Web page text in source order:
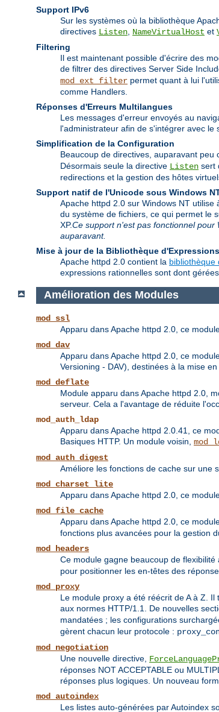
Support IPv6
Sur les systèmes où la bibliothèque
directives Listen NameVirtualHost et
Filtering
Il est maintenant possible d'écrire des
de filtrer des directives Server Side
mod_ext_filter permet quant à lui
comme Handlers.
Réponses d'Erreurs Multilangues
Les messages d'erreur envoyés au
l'administrateur afin de s'intégrer avec le
Simplification de la Configuration
Beaucoup de directives, auparavant
Désormais seule la directive Listen sert
redirections et la gestion des hôtes
Support natif de l'Unicode sous Windows
Apache httpd 2.0 sur Windows NT
du système de fichiers, ce qui permet le
XP.Ce support n'est pas fonctionnel
auparavant.
Mise à jour de la Bibliothèque
Apache httpd 2.0 contient la bibliothèque
expressions rationnelles sont dont
Amélioration des Modules
mod_ssl
Apparu dans Apache httpd 2.0, ce
mod_dav
Apparu dans Apache httpd 2.0, ce
Versioning - DAV), destinées à la mise
mod_deflate
Module apparu dans Apache httpd 2.0,
serveur. Cela a l'avantage de réduite
mod_auth_ldap
Apparu dans Apache httpd 2.0.41, ce
Basiques HTTP. Un module voisin,
mod_auth_digest
Améliore les fonctions de cache sur une
mod_charset_lite
Apparu dans Apache httpd 2.0, ce
mod_file_cache
Apparu dans Apache httpd 2.0, ce
fonctions plus avancées pour la gestion
mod_headers
Ce module gagne beaucoup de
pour positionner les en-têtes des
mod_proxy
Le module proxy a été réécrit de A à Z.
aux normes HTTP/1.1. De nouvelles
mandatées ; les configurations
gèrent chacun leur protocole :
mod_negotiation
Une nouvelle directive,
réponses NOT ACCEPTABLE ou
réponses plus logiques. Un nouveau
mod_autoindex
Les listes auto-générées par Autoindex